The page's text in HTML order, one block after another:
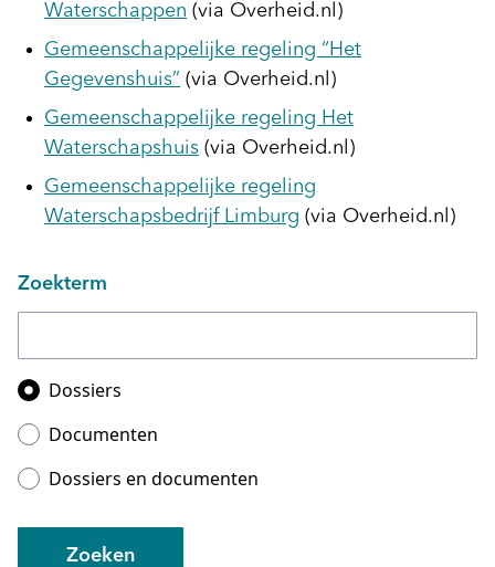
Waterschappen (via Overheid.nl)
Gemeenschappelijke regeling “Het
Gegevenshuis” (via Overheid.nl)
Gemeenschappelijke regeling Het
Waterschapshuis (via Overheid.nl)
Gemeenschappelijke regeling
Waterschapsbedrijf Limburg (via Overheid.nl)
Zoekterm
Zoeken in
Dossiers
Documenten
Dossiers en documenten
Zoeken